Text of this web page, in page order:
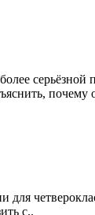
почему
с..